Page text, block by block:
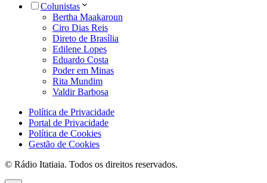
Colunistas
Bertha Maakaroun
Ciro Dias Reis
Direto de Brasília
Edilene Lopes
Eduardo Costa
Poder em Minas
Rita Mundim
Valdir Barbosa
Política de Privacidade
Portal de Privacidade
Política de Cookies
Gestão de Cookies
© Rádio Itatiaia. Todos os direitos reservados.